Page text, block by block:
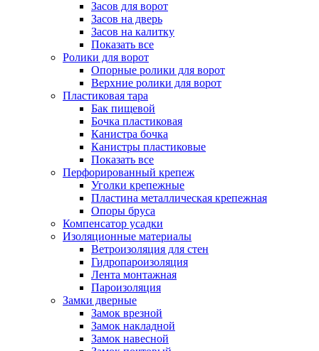
Засов для ворот
Засов на дверь
Засов на калитку
Показать все
Ролики для ворот
Опорные ролики для ворот
Верхние ролики для ворот
Пластиковая тара
Бак пищевой
Бочка пластиковая
Канистра бочка
Канистры пластиковые
Показать все
Перфорированный крепеж
Уголки крепежные
Пластина металлическая крепежная
Опоры бруса
Компенсатор усадки
Изоляционные материалы
Ветроизоляция для стен
Гидропароизоляция
Лента монтажная
Пароизоляция
Замки дверные
Замок врезной
Замок накладной
Замок навесной